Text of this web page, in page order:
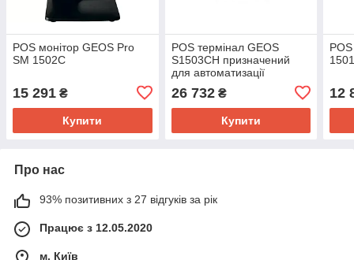
POS монітор GEOS Pro
SM 1502C
15 291 ₴
Купити
POS термінал GEOS
S1503CH призначений
для автоматизації
підприємств сфери послуг
26 732₴
Купити
12
Про нас
93% позитивних з 27 відгуків за рік
Працює з 12.05.2020
м. Київ